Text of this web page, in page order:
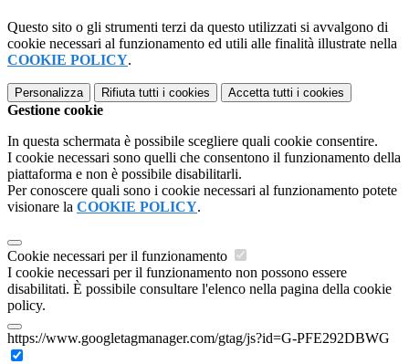
Questo sito o gli strumenti terzi da questo utilizzati si avvalgono di
cookie necessari al funzionamento ed utili alle finalità illustrate nella
COOKIE POLICY.
Personalizza Rifiuta tutti i cookies Accetta tutti i cookies
Gestione cookie
In questa schermata è possibile scegliere quali cookie consentire.
I cookie necessari sono quelli che consentono il funzionamento della
piattaforma e non è possibile disabilitarli.
Per conoscere quali sono i cookie necessari al funzionamento potete
visionare la COOKIE POLICY.
Cookie necessari per il funzionamento
I cookie necessari per il funzionamento non possono essere
disabilitati. È possibile consultare l'elenco nella pagina della cookie
policy.
https://www.googletagmanager.com/gtag/js?id=G-PFE292DBWG